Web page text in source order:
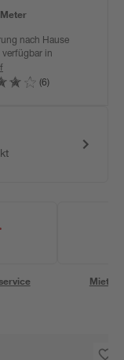
nach Hause
verfügbar in
(6)